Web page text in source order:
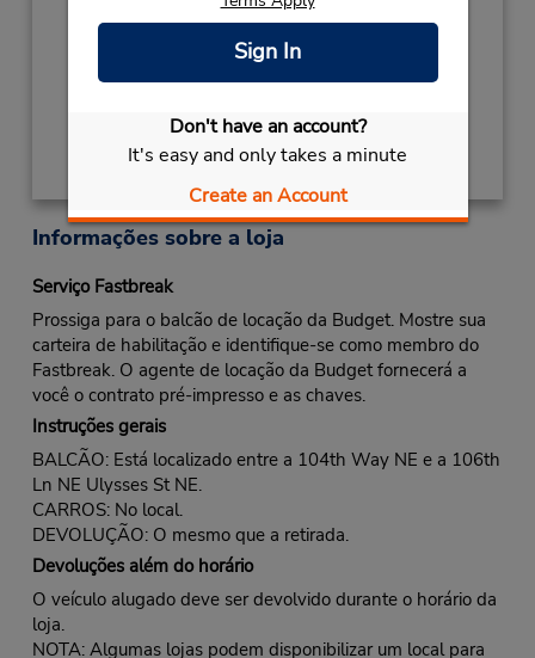
Sign In
Don't have an account?
It's easy and only takes a minute
Create an Account
NEW YEARS DAYJaneiro 1 closed
Local de entrega das chaves
Informações sobre a loja
Serviço Fastbreak
Prossiga para o balcão de locação da Budget. Mostre sua
carteira de habilitação e identifique-se como membro do
Fastbreak. O agente de locação da Budget fornecerá a
você o contrato pré-impresso e as chaves.
Instruções gerais
BALCÃO: Está localizado entre a 104th Way NE e a 106th
Ln NE Ulysses St NE.
CARROS: No local.
DEVOLUÇÃO: O mesmo que a retirada.
Devoluções além do horário
O veículo alugado deve ser devolvido durante o horário da
loja.
NOTA: Algumas lojas podem disponibilizar um local para